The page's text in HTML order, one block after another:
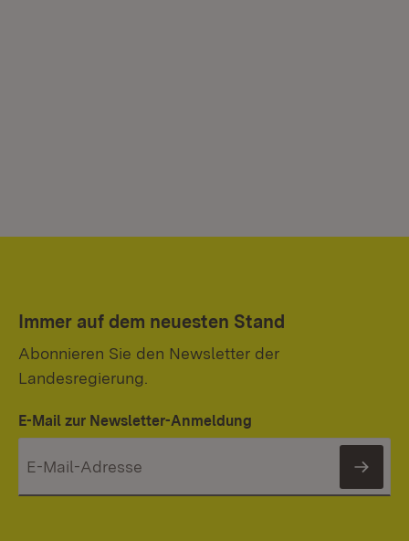
Immer auf dem neuesten Stand
Abonnieren Sie den Newsletter der
Landesregierung.
E-Mail zur Newsletter-Anmeldung